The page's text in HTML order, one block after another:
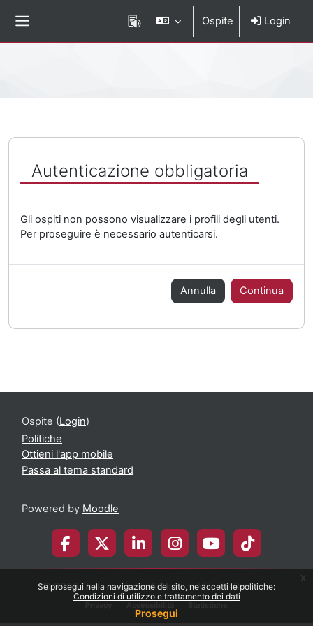
Se prosegui nella navigazione del sito, ne accetti le politiche:
Condizioni di utilizzo e trattamento dei dati
Prosegui
x
Ospite Login
Autenticazione obbligatoria
Gli ospiti non possono visualizzare i profili degli utenti.
Per proseguire è necessario autenticarsi.
Annulla Continua
Ospite (Login)
Politiche
Ottieni l'app mobile
Passa al tema standard
Powered by Moodle
© 2026 Università degli Studi di Milano-Bicocca